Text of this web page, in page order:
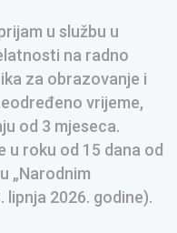
u službu u
na radno
za obrazovanje i
vrijeme,
od 3 mjeseca.
u roku od 15 dana od
„Narodnim
lipnja 2026. godine).